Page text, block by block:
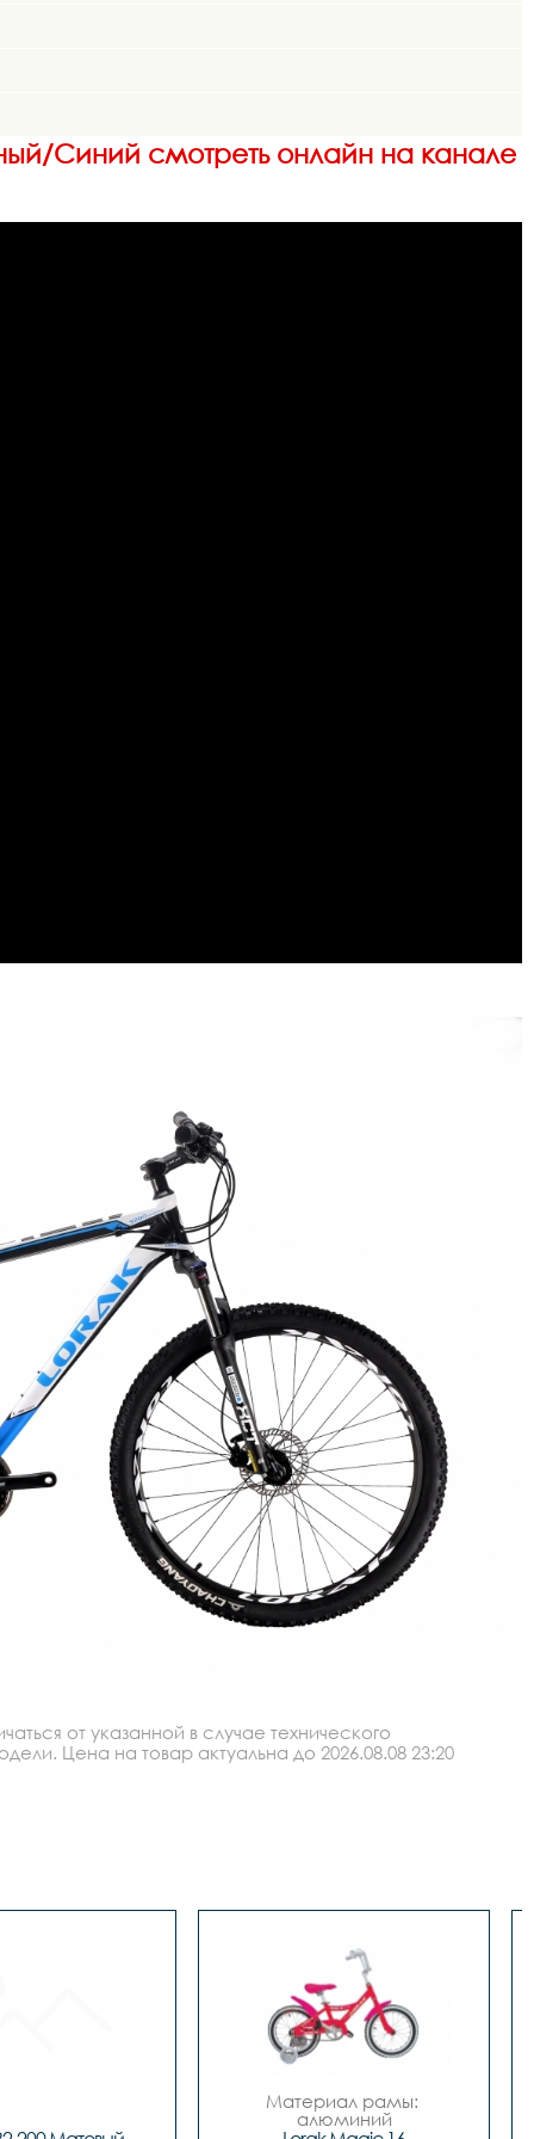
Синий смотреть онлайн на канале
от указанной в случае технического
Цена на товар актуальна до 2026.08.08 23:20
Материал рамы:
алюминий